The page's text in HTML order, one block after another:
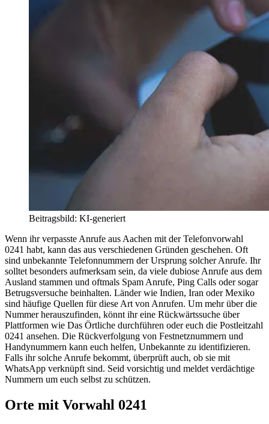
Beitragsbild: KI-generiert
Wenn ihr verpasste Anrufe aus Aachen mit der Telefonvorwahl
0241 habt, kann das aus verschiedenen Gründen geschehen. Oft
sind unbekannte Telefonnummern der Ursprung solcher Anrufe. Ihr
solltet besonders aufmerksam sein, da viele dubiose Anrufe aus dem
Ausland stammen und oftmals Spam Anrufe, Ping Calls oder sogar
Betrugsversuche beinhalten. Länder wie Indien, Iran oder Mexiko
sind häufige Quellen für diese Art von Anrufen. Um mehr über die
Nummer herauszufinden, könnt ihr eine Rückwärtssuche über
Plattformen wie Das Örtliche durchführen oder euch die Postleitzahl
0241 ansehen. Die Rückverfolgung von Festnetznummern und
Handynummern kann euch helfen, Unbekannte zu identifizieren.
Falls ihr solche Anrufe bekommt, überprüft auch, ob sie mit
WhatsApp verknüpft sind. Seid vorsichtig und meldet verdächtige
Nummern um euch selbst zu schützen.
Orte mit Vorwahl 0241